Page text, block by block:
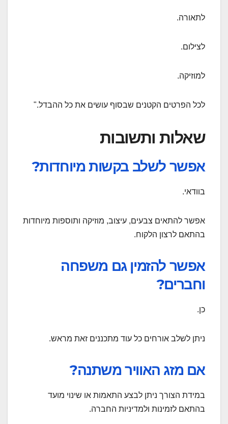
לתאורה.
לצילום.
למוזיקה.
לכל הפרטים הקטנים שבסוף עושים את כל ההבדל."
שאלות ותשובות
אפשר לשלב בקשות מיוחדות?
בוודאי.
אפשר להתאים צבעים, עיצוב, מוזיקה ותוספות מיוחדות
בהתאם לרצון הלקוח.
אפשר להזמין גם משפחה
וחברים?
כן.
ניתן לשלב אורחים כל עוד מתכננים זאת מראש.
אם מזג האוויר משתנה?
במידת הצורך ניתן לבצע התאמות או שינוי מועד
בהתאם לזמינות ולמדיניות החברה.